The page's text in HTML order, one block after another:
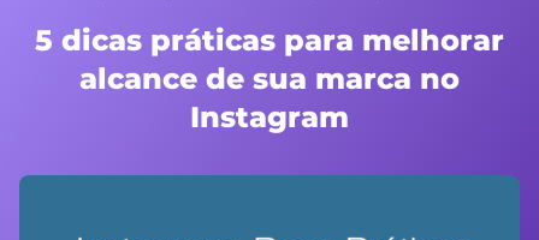
5 dicas práticas para melhorar
alcance de sua marca no
Instagram